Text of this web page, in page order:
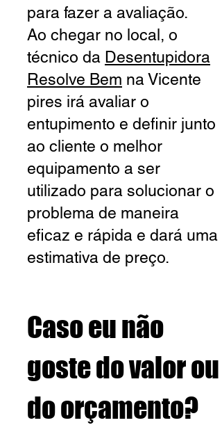
para fazer a avaliação.
Ao chegar no local, o
técnico da Desentupidora
Resolve Bem na Vicente
pires irá avaliar o
entupimento e definir junto
ao cliente o melhor
equipamento a ser
utilizado para solucionar o
problema de maneira
eficaz e rápida e dará uma
estimativa de preço.
Caso eu não
goste do valor ou
do orçamento?